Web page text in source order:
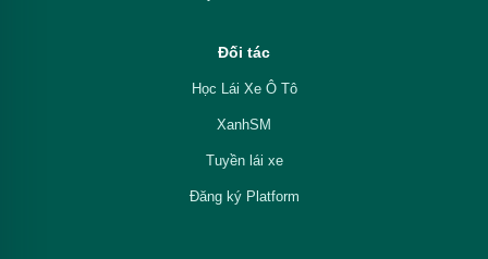
Đối tác
Học Lái Xe Ô Tô
XanhSM
Tuyền lái xe
Đăng ký Platform